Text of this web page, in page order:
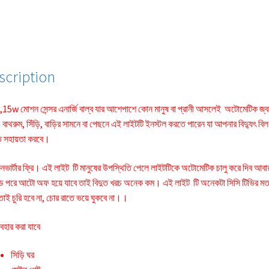
মোশন সেন্সর এনার্জি বাল্ব যার আশেপাশে কোন মানুষ বা প্রানী আসলেই অটোমেটিক
সিঁড়ি, বাড়ির সামনে বা পেছনে এই লাইটটি ইনস্টল করতে পারেন যা আপনার বিদ্যুৎ বিল
সহায়তা করবে।
ফ্রি। এই লাইট টি মানুষের উপস্থিতি পেলে লাইটটিকে অটোমেটিক চালু করে দিব
পরে আটো অফ হয়ে যাবে তাই বিদুত খরচ অনেক কম। এই লাইট টি অনেকটা সিসি টিভির
চুরি হবে না, চোর রাতে ভয়ে ঘুকবে না।।
করা যাবে
সিড়ি ঘর